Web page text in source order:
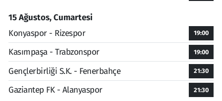
15 Ağustos, Cumartesi
Konyaspor - Rizespor
19:00
Kasımpaşa - Trabzonspor 19:00
Gençlerbirliği S.K. - Fenerbahçe 21:30
Gaziantep FK - Alanyaspor 21:30